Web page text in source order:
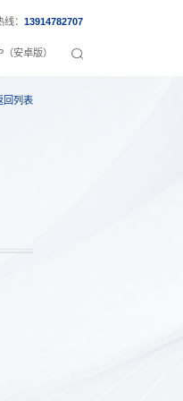
： 13914782707
安卓版）
回列表